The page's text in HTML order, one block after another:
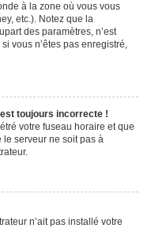
à la zone où vous vous
etc.). Notez que la
des paramètres, n’est
vous n’êtes pas enregistré,
toujours incorrecte !
votre fuseau horaire et que
le serveur ne soit pas à
n’ait pas installé votre